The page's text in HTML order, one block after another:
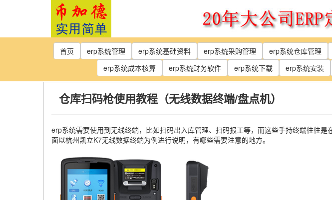
首页
erp系统管理 erp系统基础资料 erp系统采购管理 erp系统仓库管理
erp系统成本核算
erp系统财务软件 erp系统下载 erp系统安装
仓库扫码枪使用教程（无线数据终端/盘点机）
erp系统需要使用到无线终端，比如扫码出入库管理、扫码报工等，而这些手持终端往往
面以杭州凯立K7无线数据终端为例进行说明，有哪些需要注意的地方。